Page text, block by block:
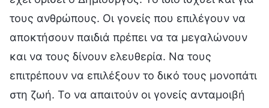
τους ανθρώπους. Οι γονείς που επιλέγουν να
αποκτήσουν παιδιά πρέπει να τα μεγαλώνουν
και να τους δίνουν ελευθερία. Να τους
επιτρέπουν να επιλέξουν το δικό τους μονοπάτι
στη ζωή. Το να απαιτούν οι γονείς ανταμοιβή